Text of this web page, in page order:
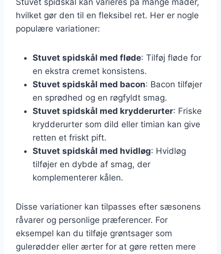
hvilket gør den til en fleksibel ret. Her er nogle
populære variationer:
Stuvet spidskål med fløde: Tilføj fløde for
en ekstra cremet konsistens.
Stuvet spidskål med bacon: Bacon tilføjer
en sprødhed og en røgfyldt smag.
Stuvet spidskål med krydderurter: Friske
krydderurter som dild eller timian kan give
retten et friskt pift.
Stuvet spidskål med hvidløg: Hvidløg
tilføjer en dybde af smag, der
komplementerer kålen.
Disse variationer kan tilpasses efter sæsonens
råvarer og personlige præferencer. For
eksempel kan du tilføje grøntsager som
gulerødder eller ærter for at gøre retten mere